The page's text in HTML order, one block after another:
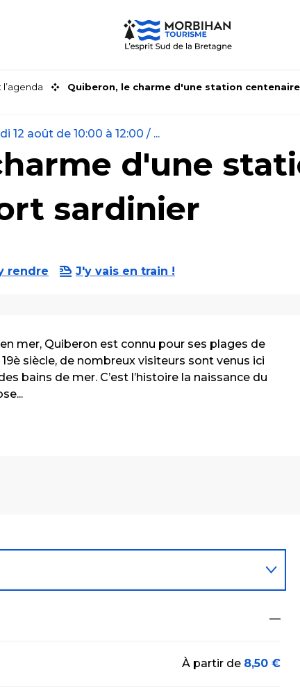
l’agenda Quiberon, le charme d'une station
12 août de 10:00 à 12:00 / ...
d'une
sardinier
rendre J'y vais en train !
mer, Quiberon est connu pour ses plages de
siècle, de nombreux visiteurs sont venus ici
bains de mer. C’est l’histoire la naissance du
—
À partir de 8,50 €